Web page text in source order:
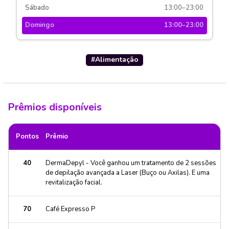
Sábado
13:00–23:00
Domingo
13:00–23:00
#Alimentação
Prêmios disponíveis
Pontos Prêmio
40
DermaDepyl - Você ganhou um tratamento de 2 sessões
de depilação avançada a Laser (Buço ou Axilas). E uma
revitalização facial.
70 Café Expresso P